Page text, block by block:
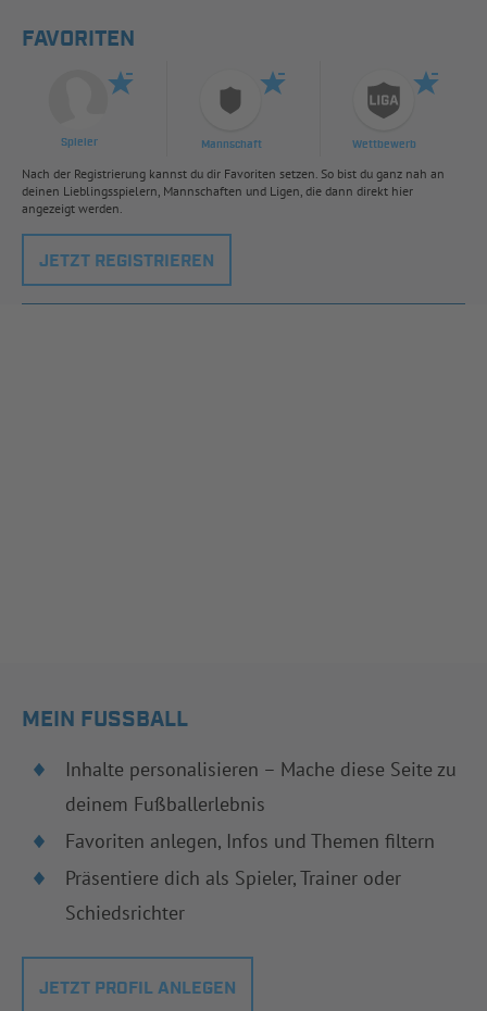
FAVORITEN
Spieler Mannschaft Wettbewerb
Nach der Registrierung kannst du dir Favoriten setzen. So bist du ganz nah an
deinen Lieblingsspielern, Mannschaften und Ligen, die dann direkt hier
angezeigt werden.
JETZT REGISTRIEREN
MEIN FUSSBALL
Inhalte personalisieren – Mache diese Seite zu
deinem Fußballerlebnis
Favoriten anlegen, Infos und Themen filtern
Präsentiere dich als Spieler, Trainer oder
Schiedsrichter
JETZT PROFIL ANLEGEN